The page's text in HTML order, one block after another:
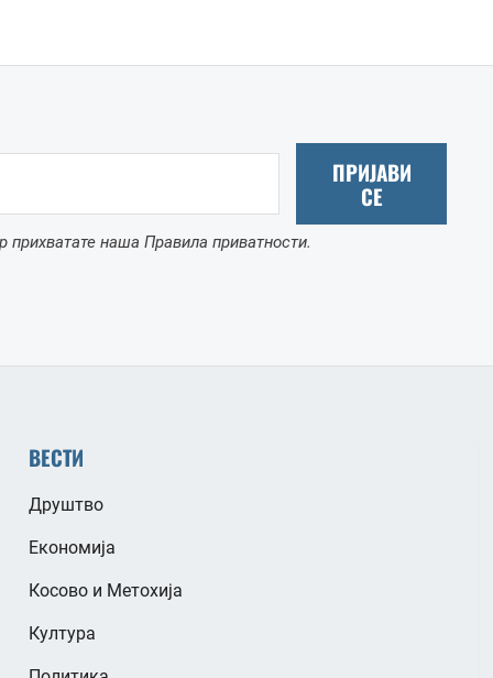
ПРИЈАВИ
СЕ
прихватате наша Правила приватности.
ВЕСТИ
Друштво
Економија
Косово и Метохија
Култура